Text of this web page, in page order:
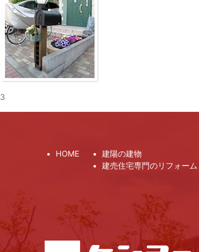
3
HOME
建陽の建物
建売住宅専門のリフォーム